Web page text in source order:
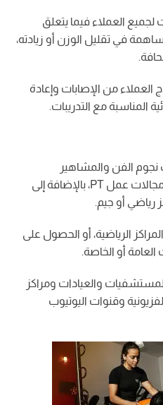
العملاء فيما يتعلق
في تقليل الوزن أو زيادته،
من الإصابات وإعادة
المناسبة مع التدريبات.
الفن والمشاهير
والرياضيين ورجال الأعمال، أهم مجالات عمل PT، بالإضافة إلى
رياضي أو جيم.
الرياضية، أو الحصول على
أو الخاصة.
والعيادات ومراكز
وقنوات اليوتيوب